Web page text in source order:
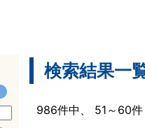
検索結果一
986件中、 51～60